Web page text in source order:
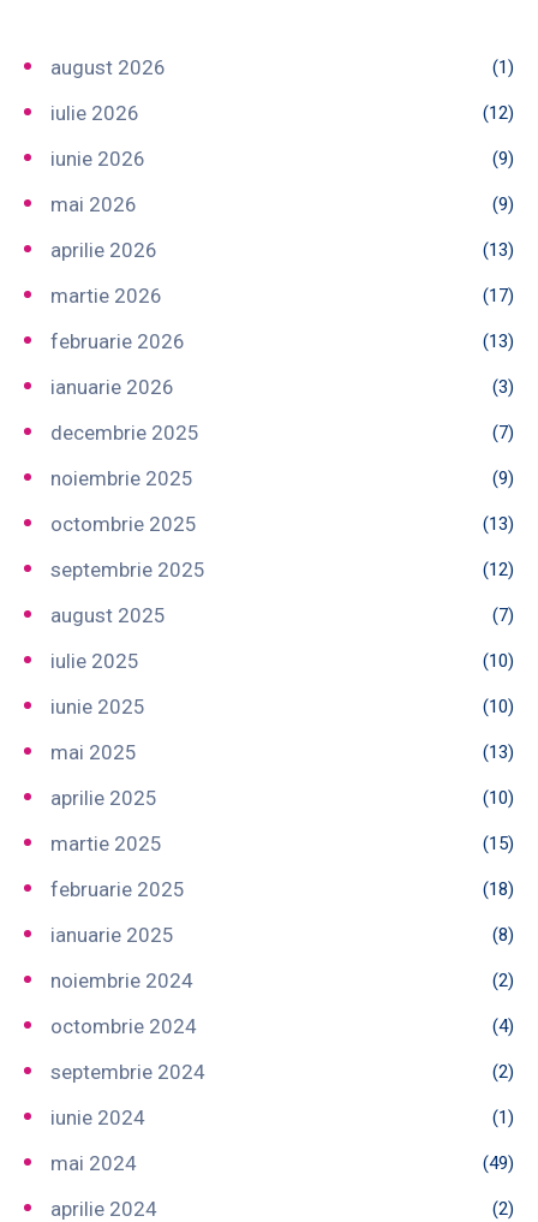
august 2026 (1)
iulie 2026 (12)
iunie 2026 (9)
mai 2026 (9)
aprilie 2026 (13)
martie 2026 (17)
februarie 2026 (13)
ianuarie 2026 (3)
decembrie 2025 (7)
noiembrie 2025 (9)
octombrie 2025 (13)
septembrie 2025 (12)
august 2025 (7)
iulie 2025 (10)
iunie 2025 (10)
mai 2025 (13)
aprilie 2025 (10)
martie 2025 (15)
februarie 2025 (18)
ianuarie 2025 (8)
noiembrie 2024 (2)
octombrie 2024 (4)
septembrie 2024 (2)
iunie 2024 (1)
mai 2024 (49)
aprilie 2024 (2)